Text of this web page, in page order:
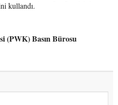
kullandı.
(PWK) Basın Bürosu